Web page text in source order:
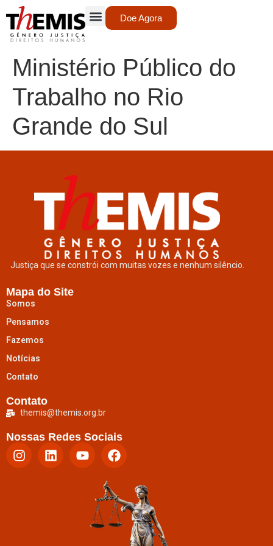
Doe Agora
Ministério Público do
Trabalho no Rio
Grande do Sul
Justiça que se constrói com muitas vozes e nenhum silêncio.
Mapa do Site
Somos
Pensamos
Fazemos
Notícias
Contato
Contato
themis@themis.org.br
Nossas Redes Sociais